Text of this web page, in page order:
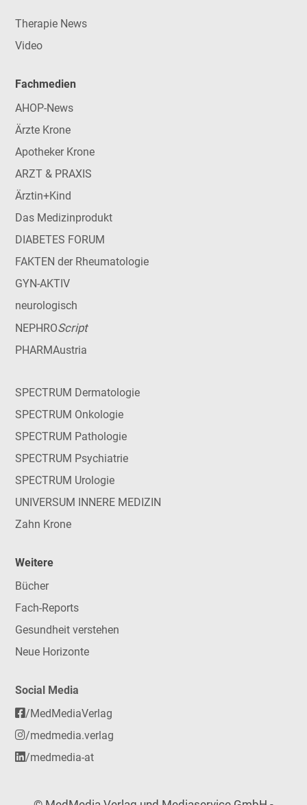
Therapie News
Video
Fachmedien
AHOP-News
Ärzte Krone
Apotheker Krone
ARZT & PRAXIS
Ärztin+Kind
Das Medizinprodukt
DIABETES FORUM
FAKTEN der Rheumatologie
GYN-AKTIV
neurologisch
NEPHROScript
PHARMAustria
SPECTRUM Dermatologie
SPECTRUM Onkologie
SPECTRUM Pathologie
SPECTRUM Psychiatrie
SPECTRUM Urologie
UNIVERSUM INNERE MEDIZIN
Zahn Krone
Weitere
Bücher
Fach-Reports
Gesundheit verstehen
Neue Horizonte
Social Media
/MedMediaVerlag
/medmedia.verlag
/medmedia-at